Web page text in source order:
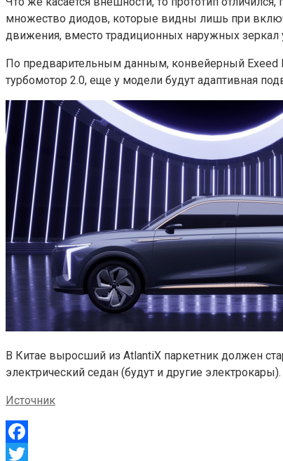
множество диодов, которые видны лишь при
движения, вместо традиционных наружных
По предварительным данным, конвейерный Exeed
турбомотор 2.0, еще у модели будут адаптивная
В Китае выросший из AtlantiX паркетник должен
электрический седан (будут и другие электрокары).
Источник
Facebook